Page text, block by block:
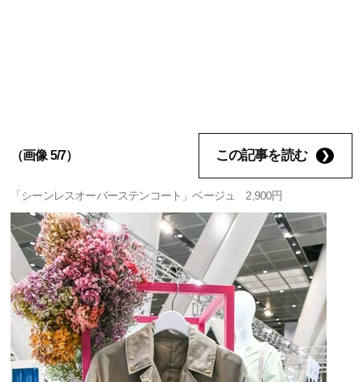
（画像 5/7） この記事を読む
「シーンレスオーバーステンコート」ベージュ 2,900円